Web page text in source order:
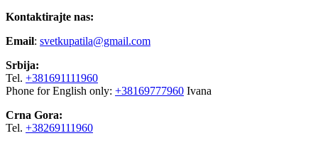
Kontaktirajte nas:
Email: svetkupatila@gmail.com
Srbija:
Tel. +381691111960
Phone for English only: +38169777960 Ivana
Crna Gora:
Tel. +38269111960